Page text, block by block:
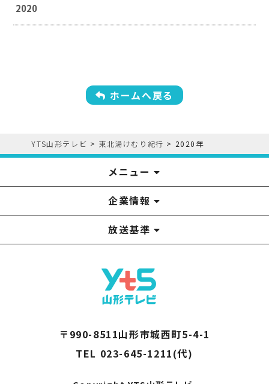
2020
ホームへ戻る
YTS山形テレビ > 東北湯けむり紀行 > 2020年
メニュー
YTSニュース
番組
アナウンサー
プレゼント
イベント
みるるん星人
YTS見学ツアー
番組表
お問い合わせ
企業情報
企業情報
役員構成
YTS山形テレビ SDGs 宣言
採用情報
山形テレビ人権方針
山形テレビ国民保護業務計画提出文
個人情報基本方針
情報セキュリティ基本方針
視聴データの取扱いについて
系列局一覧
中継局一覧
放送基準
〒990-8511山形市城西町5-4-1
TEL 023-645-1211(代)